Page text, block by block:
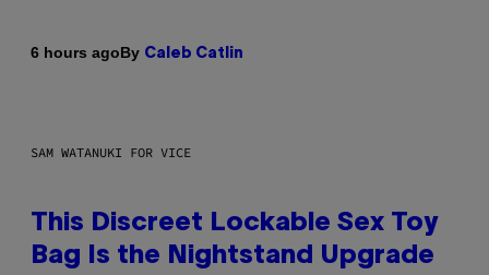
6 hours agoBy Caleb Catlin
SAM WATANUKI FOR VICE
This Discreet Lockable Sex Toy
Bag Is the Nightstand Upgrade